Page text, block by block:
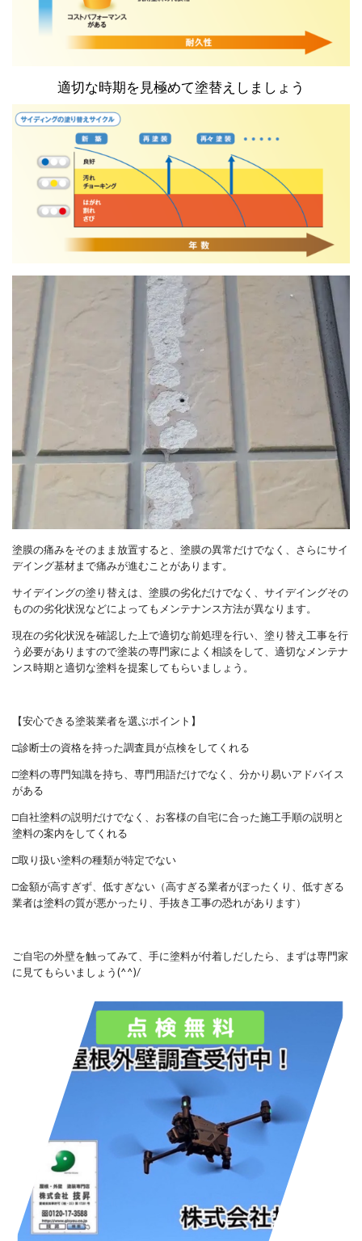
適切な時期を見極めて塗替えしましょう
塗膜の痛みをそのまま放置すると、塗膜の異常だけでなく、さらにサイ
デイング基材まで痛みが進むことがあります。
サイデイングの塗り替えは、塗膜の劣化だけでなく、サイデイングその
ものの劣化状況などによってもメンテナンス方法が異なります。
現在の劣化状況を確認した上で適切な前処理を行い、塗り替え工事を行
う必要がありますので塗装の専門家によく相談をして、適切なメンテナ
ンス時期と適切な塗料を提案してもらいましょう。
【安心できる塗装業者を選ぶポイント】
□診断士の資格を持った調査員が点検をしてくれる
□塗料の専門知識を持ち、専門用語だけでなく、分かり易いアドバイス
がある
□自社塗料の説明だけでなく、お客様の自宅に合った施工手順の説明と
塗料の案内をしてくれる
□取り扱い塗料の種類が特定でない
□金額が高すぎず、低すぎない（高すぎる業者がぼったくり、低すぎる
業者は塗料の質が悪かったり、手抜き工事の恐れがあります）
ご自宅の外壁を触ってみて、手に塗料が付着しだしたら、まずは専門家
に見てもらいましょう(^^)/